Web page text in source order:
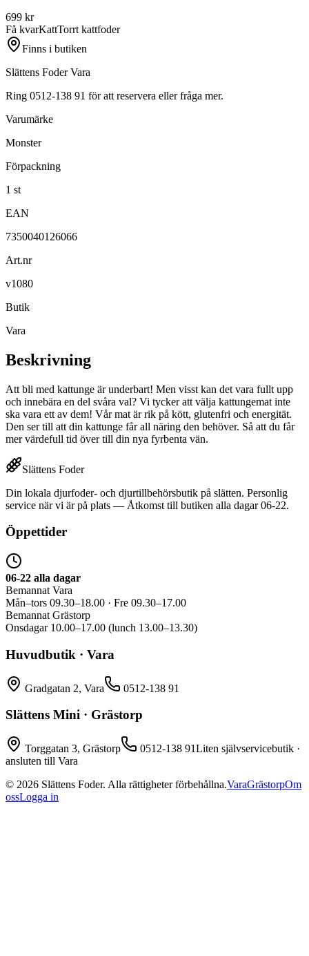
699 kr
Få kvarKattTorrt kattfoder
Finns i butiken
Slättens Foder Vara
Ring 0512-138 91 för att reservera eller fråga mer.
Varumärke
Monster
Förpackning
1 st
EAN
7350040126066
Art.nr
v1080
Butik
Vara
Beskrivning
Att bli med kattunge är underbart! Men visst kan det vara fullt upp
och innebära en del svåra val? Vi tycker att välja kattungemat inte
ska vara ett av dem! Vår mat är rik på kött, glutenfri och energität.
Den ser till att din kattunge får all näring den behöver. Så att du får
mer värdefull tid över till din nya fyrbenta vän.
Slättens Foder
Din lokala djurfoder- och djurtillbehörsbutik på slätten. Personlig
service när vi är på plats — Åtkomst till butiken alla dagar 06-22.
Öppettider
06-22 alla dagar
Bemannat Vara
Mån–tors 09.30–18.00 · Fre 09.30–17.00
Bemannat Grästorp
Onsdagar 10.00–17.00 (lunch 13.00–13.30)
Huvudbutik · Vara
Gradgatan 2, Vara 0512-138 91
Slättens Mini · Grästorp
Torggatan 3, Grästorp 0512-138 91Liten självservicebutik ·
ansluten till Vara
© 2026 Slättens Foder. Alla rättigheter förbehållna.VaraGrästorpOm
ossLogga in